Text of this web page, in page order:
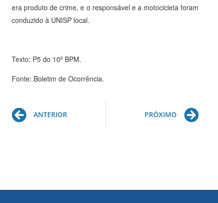
era produto de crime, e o responsável e a motocicleta foram
conduzido à UNISP local.
Texto: P5 do 10º BPM.
Fonte: Boletim de Ocorrência.
Prev
ANTERIOR PRÓXIMO